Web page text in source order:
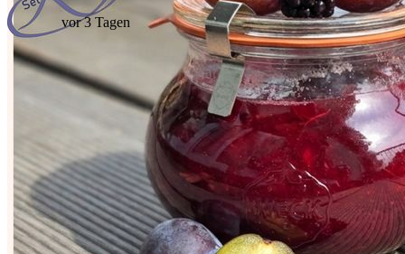
vor 3 Tagen